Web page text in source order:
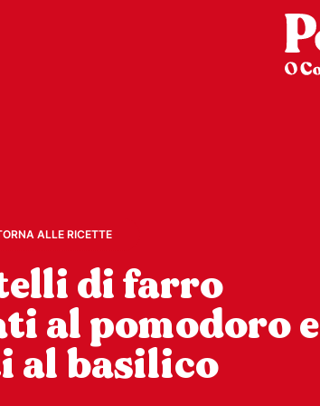
ALLE RICETTE
di farro
al pomodoro e
al basilico